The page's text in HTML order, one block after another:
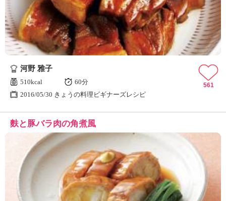
河野 雅子
510kcal
60分
2016/05/30 きょうの料理ビギナーズレシピ
561
麩と豚バラ肉の角煮風